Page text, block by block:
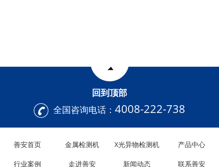
回到顶部
全国咨询电话： 4008-222-738
善安首页 金属检测机 X光异物检测机 产品中心
行业案例 走进善安 新闻动态 联系善安